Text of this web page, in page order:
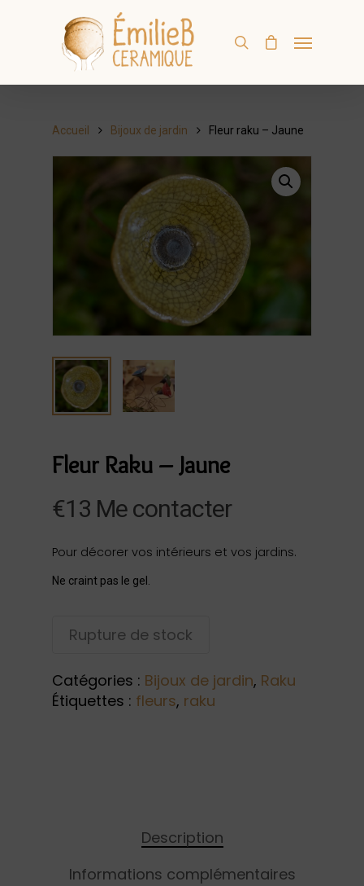
Accueil Bijoux de jardin Fleur raku – Jaune
Fleur Raku – Jaune
€13 Me contacter
Pour décorer vos intérieurs et vos jardins.
Ne craint pas le gel.
Rupture de stock
Catégories : Bijoux de jardin, Raku
Étiquettes : fleurs, raku
Description
Informations complémentaires